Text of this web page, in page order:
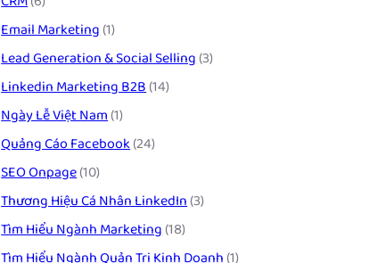
Email Marketing(1)
Lead Generation & Social Selling(3)
Linkedin Marketing B2B(14)
Ngày Lễ Việt Nam(1)
Quảng Cáo Facebook(24)
SEO Onpage(10)
Thương Hiệu Cá Nhân LinkedIn(3)
Tìm Hiểu Ngành Marketing(18)